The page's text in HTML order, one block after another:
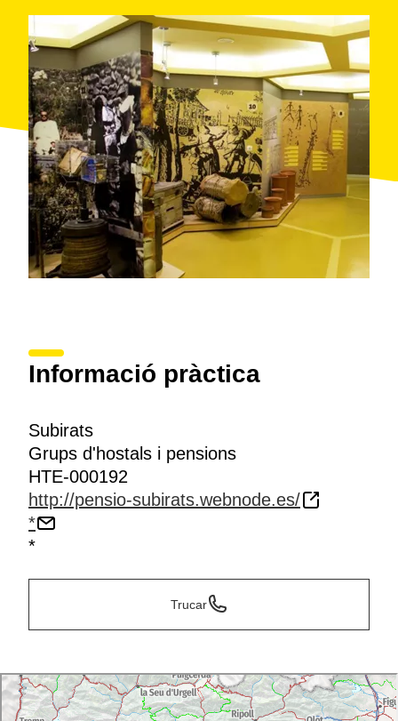
Informació pràctica
Subirats
Grups d'hostals i pensions
HTE-000192
http://pensio-subirats.webnode.es/
*
*
Trucar